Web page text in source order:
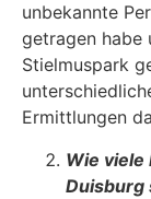
unbe­kannte
getragen habe
Stielmuspark
Ermittlungen
Wie
Duisburg